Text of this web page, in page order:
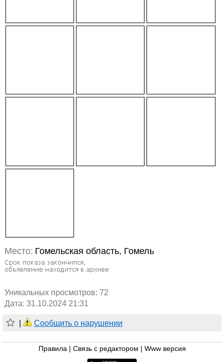
Место: Гомельская область, Гомель
Уникальных просмотров: 72
Дата: 31.10.2024 21:31
Сообщить о нарушении
Правила Связь с редактором Www версия